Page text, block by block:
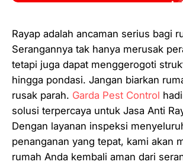
Rayap adalah ancaman serius bagi
Serangannya tak hanya merusak
tetapi juga dapat menggerogoti
hingga pondasi. Jangan biarkan
rusak parah. Garda Pest Control
solusi terpercaya untuk Jasa Anti
Dengan layanan inspeksi
penanganan yang tepat, kami akan
rumah Anda kembali aman dari